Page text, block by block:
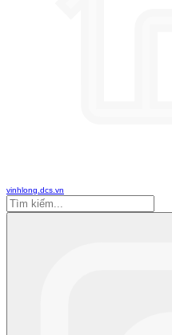
vinhlong.dcs.vn